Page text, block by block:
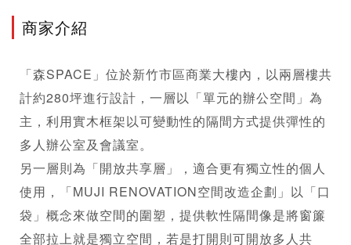
商家介紹
「森SPACE」位於新竹市區商業大樓內，以兩層樓共
計約280坪進行設計，一層以「單元的辦公空間」為
主，利用實木框架以可變動性的隔間方式提供彈性的
多人辦公室及會議室。
另一層則為「開放共享層」，適合更有獨立性的個人
使用，「MUJI RENOVATION空間改造企劃」以「口
袋」概念來做空間的圍塑，提供軟性隔間像是將窗簾
全部拉上就是獨立空間，若是打開則可開放多人共